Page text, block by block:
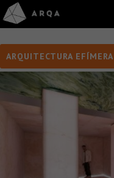
ARQUITECTURA EFÍMERA